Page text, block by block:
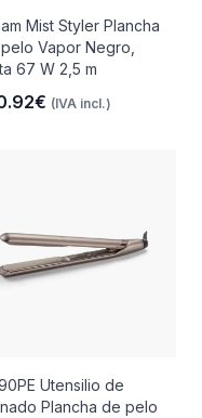
Mist Styler Plancha
Vapor Negro,
67 W 2,5 m
(IVA incl.)
Utensilio de
Plancha de pelo